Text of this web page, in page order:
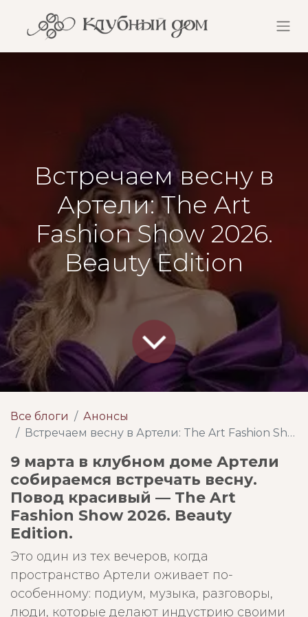
Встречаем весну в
Артели: The Art
Fashion Show 2026.
Beauty Edition
Все блоги
Анонсы
Встречаем весну в Артели: The Art Fashion Show 2026. Beauty Edition
9 марта в клубном доме Артели
собираемся встречать весну.
Повод красивый — The Art
Fashion Show 2026. Beauty
Edition.
Это один из тех вечеров, когда
пространство Артели оживает по-
особенному: подиум, музыка, разговоры,
люди, которые делают индустрию своими